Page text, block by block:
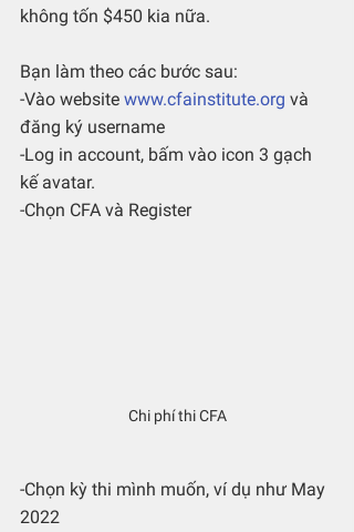
không tốn $450 kia nữa.
Bạn làm theo các bước sau:
-Vào website www.cfainstitute.org và
đăng ký username
-Log in account, bấm vào icon 3 gạch
kế avatar.
-Chọn CFA và Register
Chi phí thi CFA
-Chọn kỳ thi mình muốn, ví dụ như May
2022